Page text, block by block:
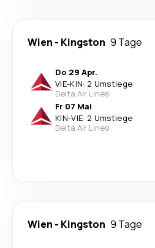
Wien - Kingston 9 Tage
Do 29 Apr.
VIE-KIN· 2 Umstiege
Delta Air Lines
Fr 07 Mai
KIN-VIE· 2 Umstiege
Delta Air Lines
Wien - Kingston 9 Tage